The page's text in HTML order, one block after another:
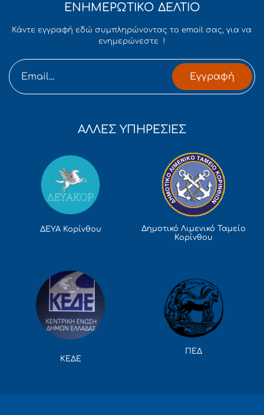
ΕΝΗΜΕΡΩΤΙΚΟ ΔΕΛΤΙΟ
Κάντε εγγραφή εδώ συμπληρώνοντας το email σας, για να
ενημερώνεστε !
Εγγραφή
ΑΛΛΕΣ ΥΠΗΡΕΣΙΕΣ
ΔΕΥΑ Κορίνθου
Δημοτικό Λιμενικό Ταμείο
Κορίνθου
ΚΕΔΕ
ΠΕΔ